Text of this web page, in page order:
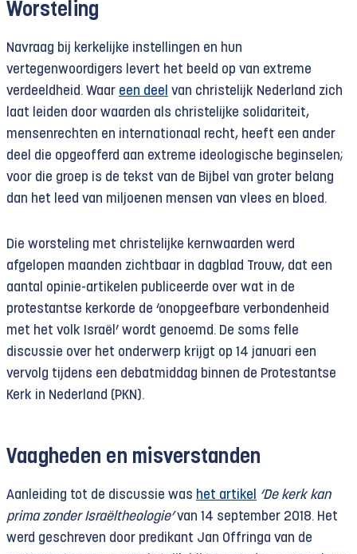
Worsteling
Navraag bij kerkelijke instellingen en hun
vertegenwoordigers levert het beeld op van extreme
verdeeldheid. Waar een deel van christelijk Nederland zich
laat leiden door waarden als christelijke solidariteit,
mensenrechten en internationaal recht, heeft een ander
deel die opgeofferd aan extreme ideologische beginselen;
voor die groep is de tekst van de Bijbel van groter belang
dan het leed van miljoenen mensen van vlees en bloed.
Die worsteling met christelijke kernwaarden werd
afgelopen maanden zichtbaar in dagblad Trouw, dat een
aantal opinie-artikelen publiceerde over wat in de
protestantse kerkorde de ‘onopgeefbare verbondenheid
met het volk Israël’ wordt genoemd. De soms felle
discussie over het onderwerp krijgt op 14 januari een
vervolg tijdens een debatmiddag binnen de Protestantse
Kerk in Nederland (PKN).
Vaagheden en misverstanden
Aanleiding tot de discussie was het artikel
‘De kerk kan
prima zonder Israëltheologie’van 14 september 2018. Het
werd geschreven door predikant Jan Offringa van de